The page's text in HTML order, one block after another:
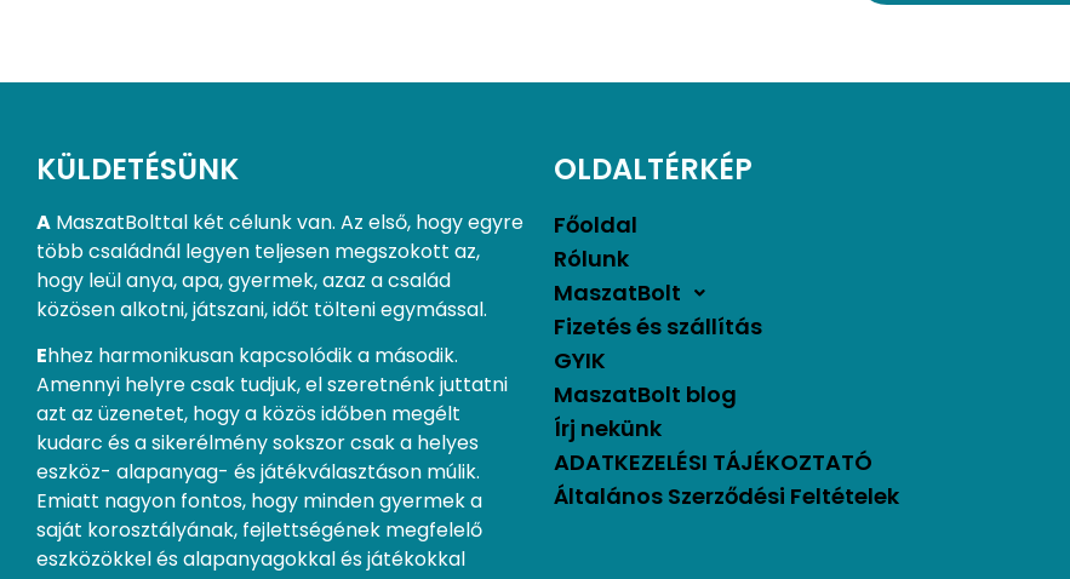
KÜLDETÉSÜNK
A MaszatBolttal két célunk van. Az első, hogy egyre
több családnál legyen teljesen megszokott az,
hogy leül anya, apa, gyermek, azaz a család
közösen alkotni, játszani, időt tölteni egymással.
Ehhez harmonikusan kapcsolódik a második.
Amennyi helyre csak tudjuk, el szeretnénk juttatni
azt az üzenetet, hogy a közös időben megélt
kudarc és a sikerélmény sokszor csak a helyes
eszköz- alapanyag- és játékválasztáson múlik.
Emiatt nagyon fontos, hogy minden gyermek a
saját korosztályának, fejlettségének megfelelő
eszközökkel és alapanyagokkal és játékokkal
OLDALTÉRKÉP
Főoldal
Rólunk
MaszatBolt
Fizetés és szállítás
GYIK
MaszatBolt blog
Írj nekünk
ADATKEZELÉSI TÁJÉKOZTATÓ
Általános Szerződési Feltételek